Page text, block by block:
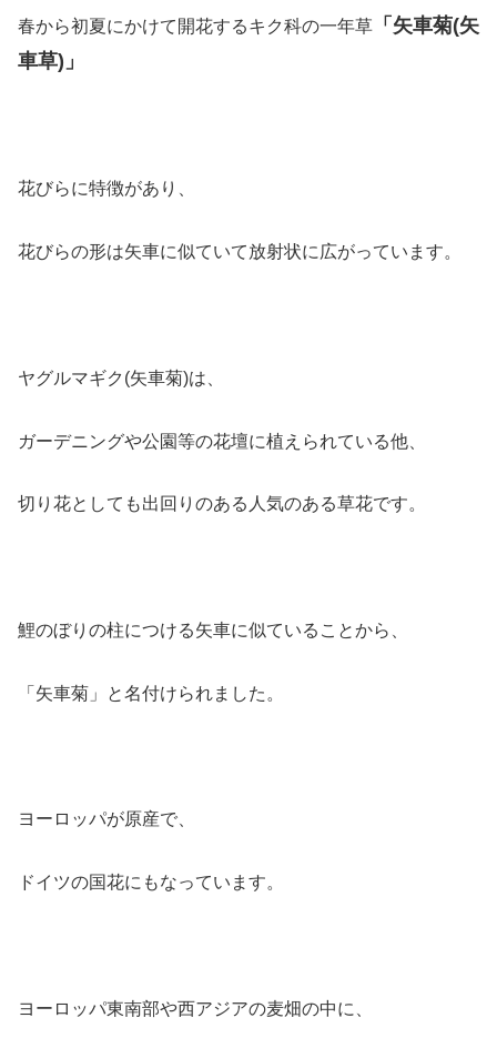
春から初夏にかけて開花するキク科の一年草 「矢車菊(矢
車草)」
花びらに特徴があり、
花びらの形は矢車に似ていて放射状に広がっています。
ヤグルマギク(矢車菊)は、
ガーデニングや公園等の花壇に植えられている他、
切り花としても出回りのある人気のある草花です。
鯉のぼりの柱につける矢車に似ていることから、
「矢車菊」と名付けられました。
ヨーロッパが原産で、
ドイツの国花にもなっています。
ヨーロッパ東南部や西アジアの麦畑の中に、